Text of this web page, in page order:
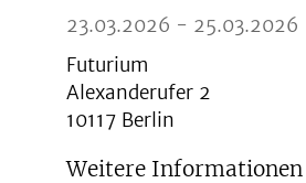
23.03.2026 - 25.03.2026
Futurium
Alexanderufer 2
10117 Berlin
Weitere Informationen